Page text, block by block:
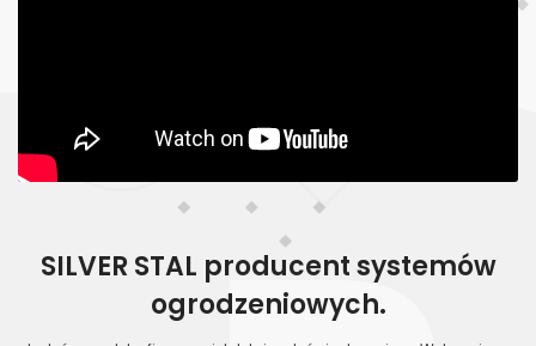
SILVER STAL producent systemów
ogrodzeniowych.